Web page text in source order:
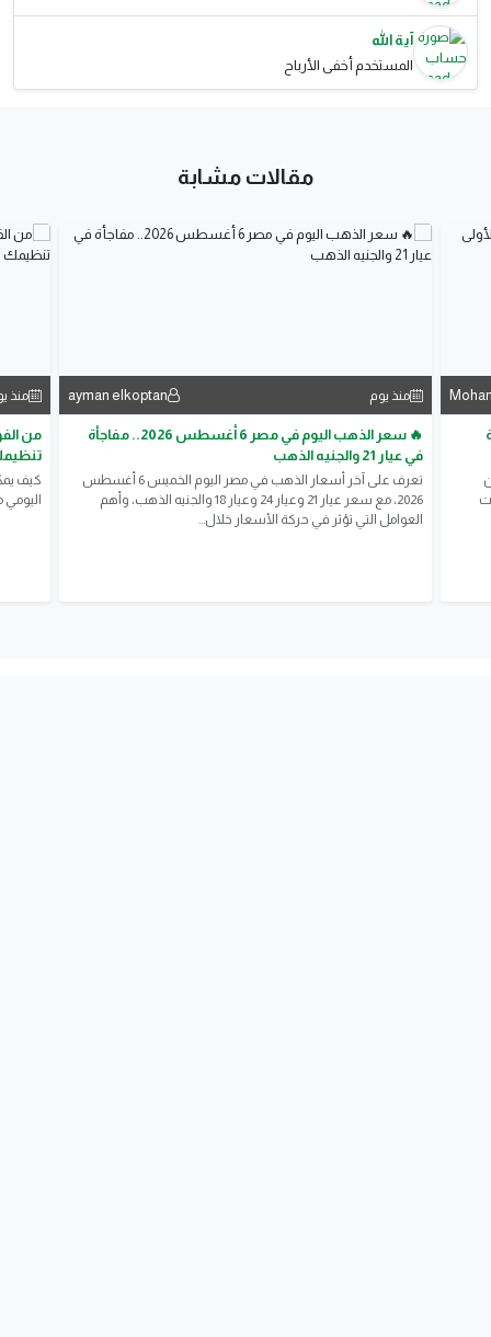
آية الله
المستخدم أخفى الأرباح
مقالات مشابة
منذ يوم ayman elkoptan
🔥 سعر الذهب اليوم في مصر 6 أغسطس 2026.. مفاجأة
في عيار 21 والجنيه الذهب
تعرف على آخر أسعار الذهب في مصر اليوم الخميس 6 أغسطس
2026، مع سعر عيار 21 وعيار 24 وعيار 18 والجنيه الذهب، وأهم
العوامل التي تؤثر في حركة الأسعار خلال...
منذ
من
كيف